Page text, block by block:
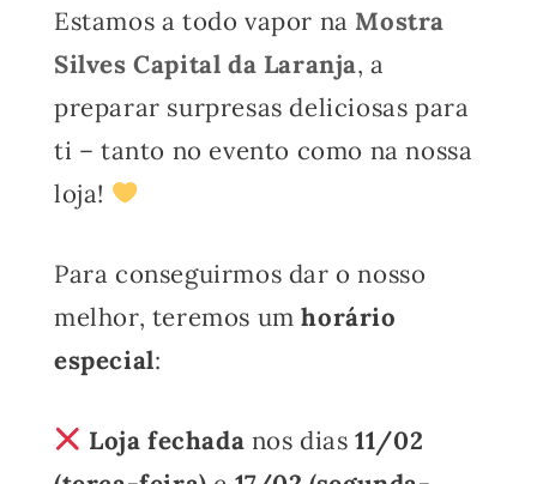
Estamos a todo vapor na Mostra
Silves Capital da Laranja, a
preparar surpresas deliciosas para
ti – tanto no evento como na nossa
loja!
Para conseguirmos dar o nosso
melhor, teremos umhorário
especial:
Loja fechada nos dias11/02